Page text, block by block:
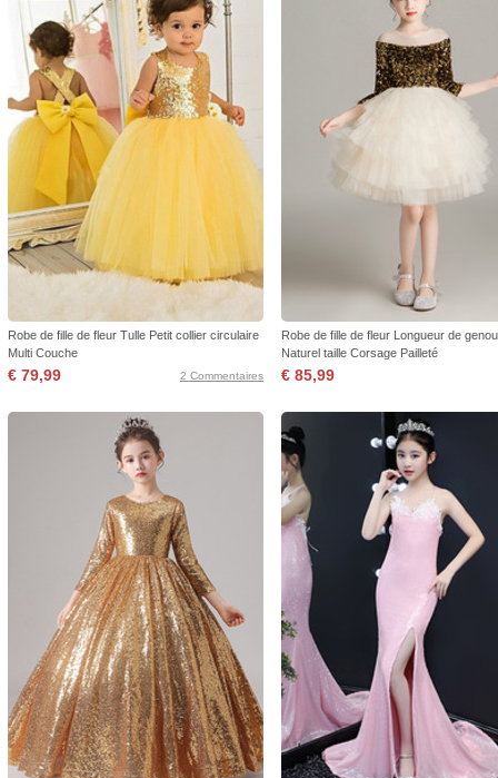
Robe de fille de fleur Tulle Petit collier circulaire
Multi Couche
€ 79,99 2 Commentaires
Robe de fille de fleur Longueur de genou
Naturel taille Corsage Pailleté
€ 85,99